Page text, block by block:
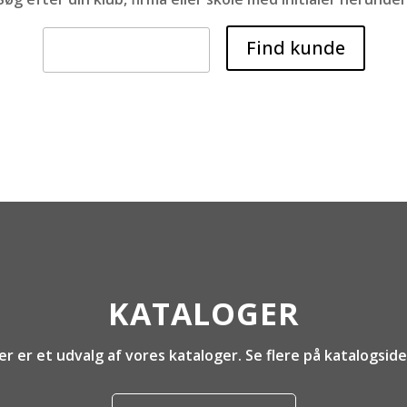
KATALOGER
er et udvalg af vores kataloger. Se flere på